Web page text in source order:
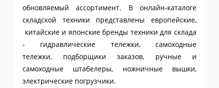
обновляемый ассортимент. В онлайн-каталоге
складской техники представлены европейские,
китайские и японские бренды техники для склада
- гидравлические тележки, самоходные
тележки, подборщики заказов, ручные и
самоходные штабелеры, ножничные вышки,
электрические погрузчики.